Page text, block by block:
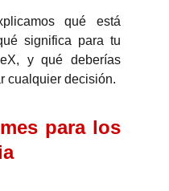
qué está
significa para tu
y qué deberías
cualquier decisión.
para los